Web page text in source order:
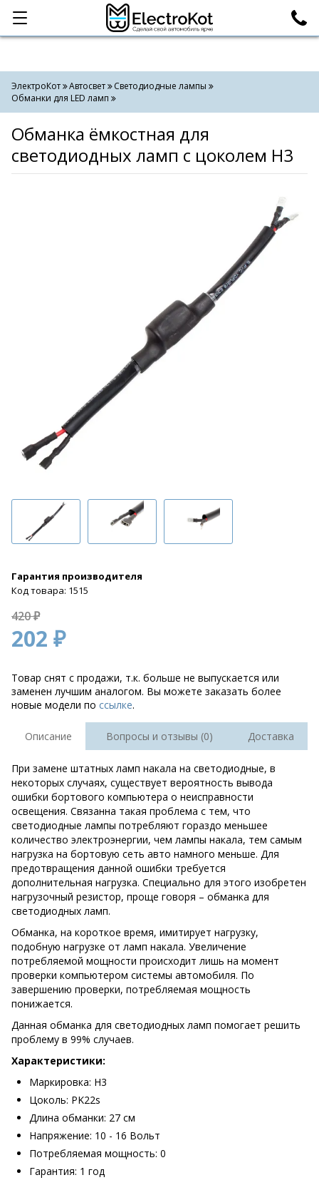
Категории Поиск
ЭлектроКот Автосвет
Светодиодные лампы
Обманки для LED ламп
Обманка ёмкостная для
светодиодных ламп с цоколем H3
Гарантия производителя
Код товара: 1515
420 ₽
202 ₽
Товар снят с продажи, т.к. больше не выпускается или
заменен лучшим аналогом. Вы можете заказать более
новые модели по ссылке.
Описание Вопросы и отзывы (0) Доставка
При замене штатных ламп накала на светодиодные, в
некоторых случаях, существует вероятность вывода
ошибки бортового компьютера о неисправности
освещения. Связанна такая проблема с тем, что
светодиодные лампы потребляют гораздо меньшее
количество электроэнергии, чем лампы накала, тем самым
нагрузка на бортовую сеть авто намного меньше. Для
предотвращения данной ошибки требуется
дополнительная нагрузка. Специально для этого изобретен
нагрузочный резистор, проще говоря – обманка для
светодиодных ламп.
Обманка, на короткое время, имитирует нагрузку,
подобную нагрузке от ламп накала. Увеличение
потребляемой мощности происходит лишь на момент
проверки компьютером системы автомобиля. По
завершению проверки, потребляемая мощность
понижается.
Данная обманка для светодиодных ламп помогает решить
проблему в 99% случаев.
Характеристики:
Маркировка: H3
Цоколь: PK22s
Длина обманки: 27 см
Напряжение: 10 - 16 Вольт
Потребляемая мощность: 0
Гарантия: 1 год